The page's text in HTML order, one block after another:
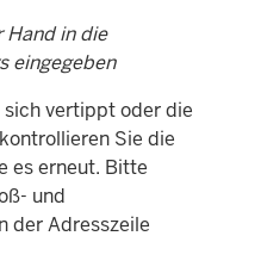
Hand in die
eingegeben
sich vertippt oder die
Sie die
es erneut. Bitte
und
der Adresszeile